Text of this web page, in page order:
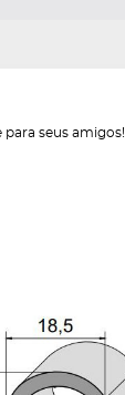
seus amigos!